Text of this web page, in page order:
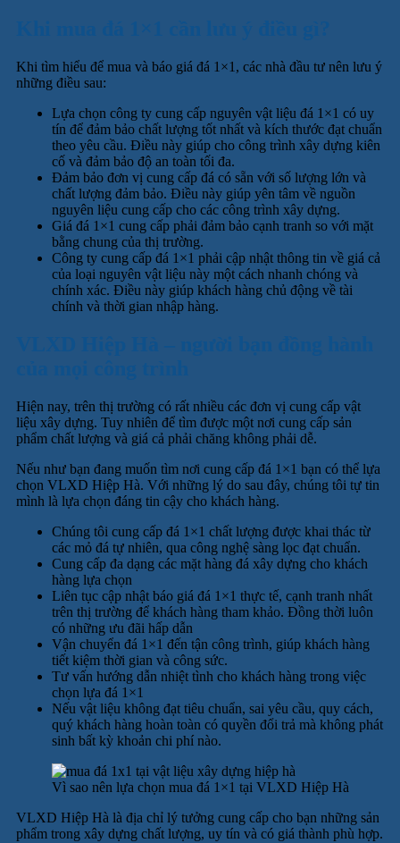
Khi tìm hiểu để mua và báo giá đá 1×1, các nhà đầu tư nên lưu ý
những điều sau:
Lựa chọn công ty cung cấp nguyên vật liệu đá 1×1 có uy
tín để đảm bảo chất lượng tốt nhất và kích thước đạt chuẩn
theo yêu cầu. Điều này giúp cho công trình xây dựng kiên
cố và đảm bảo độ an toàn tối đa.
Đảm bảo đơn vị cung cấp đá có sẵn với số lượng lớn và
chất lượng đảm bảo. Điều này giúp yên tâm về nguồn
nguyên liệu cung cấp cho các công trình xây dựng.
Giá đá 1×1 cung cấp phải đảm bảo cạnh tranh so với mặt
bằng chung của thị trường.
Công ty cung cấp đá 1×1 phải cập nhật thông tin về giá cả
của loại nguyên vật liệu này một cách nhanh chóng và
chính xác. Điều này giúp khách hàng chủ động về tài
chính và thời gian nhập hàng.
Hiện nay, trên thị trường có rất nhiều các đơn vị cung cấp vật
liệu xây dựng. Tuy nhiên để tìm được một nơi cung cấp sản
phẩm chất lượng và giá cả phải chăng không phải dễ.
Nếu như bạn đang muốn tìm nơi cung cấp đá 1×1 bạn có thể lựa
chọn VLXD Hiệp Hà. Với những lý do sau đây, chúng tôi tự tin
mình là lựa chọn đáng tin cậy cho khách hàng.
Chúng tôi cung cấp đá 1×1 chất lượng được khai thác từ
các mỏ đá tự nhiên, qua công nghệ sàng lọc đạt chuẩn.
Cung cấp đa dạng các mặt hàng đá xây dựng cho khách
hàng lựa chọn
Liên tục cập nhật báo giá đá 1×1 thực tế, cạnh tranh nhất
trên thị trường để khách hàng tham khảo. Đồng thời luôn
có những ưu đãi hấp dẫn
Vận chuyển đá 1×1 đến tận công trình, giúp khách hàng
tiết kiệm thời gian và công sức.
Tư vấn hướng dẫn nhiệt tình cho khách hàng trong việc
chọn lựa đá 1×1
Nếu vật liệu không đạt tiêu chuẩn, sai yêu cầu, quy cách,
quý khách hàng hoàn toàn có quyền đổi trả mà không phát
sinh bất kỳ khoản chi phí nào.
Vì sao nên lựa chọn mua đá 1×1 tại VLXD Hiệp Hà
VLXD Hiệp Hà là địa chỉ lý tưởng cung cấp cho bạn những sản
phẩm trong xây dựng chất lượng, uy tín và có giá thành phù hợp.